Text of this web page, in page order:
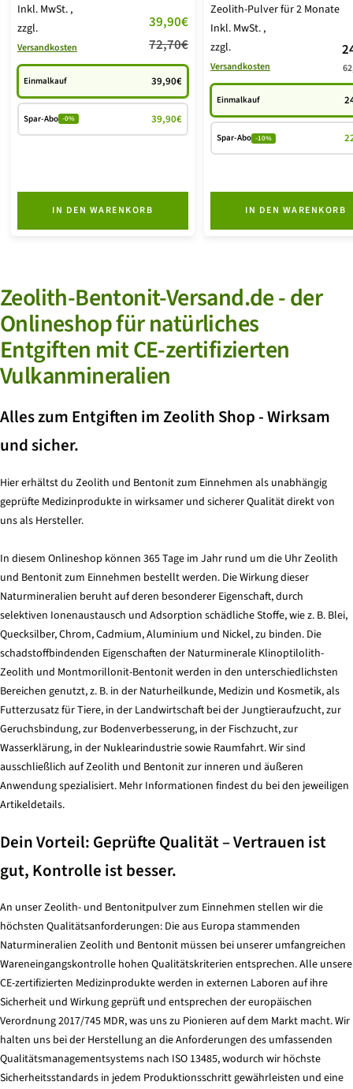
Inkl. MwSt. ,
zzgl.
Versandkosten
Angebotspreis
39,90€
Regulärer
Preis
72,70€
Einmalkauf 39,90€
Spar-Abo -0% 39,90€
IN DEN WARENKORB
Zeolith-Pulver für 2 Monate
Inkl. MwSt.,
zzgl.
Versandkosten
Einmalkauf
Spar-Abo -10%
IN DEN WARENKORB
Zeolith-Bentonit-Versand.de - der
Onlineshop für natürliches
Entgiften mit CE-zertifizierten
Vulkanmineralien
Alles zum Entgiften im Zeolith Shop - Wirksam
und sicher.
Hier erhältst du Zeolith und Bentonit zum Einnehmen als unabhängig
geprüfte Medizinprodukte in wirksamer und sicherer Qualität direkt von
uns als Hersteller.
In diesem Onlineshop können 365 Tage im Jahr rund um die Uhr Zeolith
und Bentonit zum Einnehmen bestellt werden. Die Wirkung dieser
Naturmineralien beruht auf deren besonderer Eigenschaft, durch
selektiven Ionenaustausch und Adsorption schädliche Stoffe, wie z. B. Blei,
Quecksilber, Chrom, Cadmium, Aluminium und Nickel, zu binden. Die
schadstoffbindenden Eigenschaften der Naturminerale Klinoptilolith-
Zeolith und Montmorillonit-Bentonit werden in den unterschiedlichsten
Bereichen genutzt, z. B. in der Naturheilkunde, Medizin und Kosmetik, als
Futterzusatz für Tiere, in der Landwirtschaft bei der Jungtieraufzucht, zur
Geruchsbindung, zur Bodenverbesserung, in der Fischzucht, zur
Wasserklärung, in der Nuklearindustrie sowie Raumfahrt. Wir sind
ausschließlich auf Zeolith und Bentonit zur inneren und äußeren
Anwendung spezialisiert. Mehr Informationen findest du bei den jeweiligen
Artikeldetails.
Dein Vorteil: Geprüfte Qualität – Vertrauen ist
gut, Kontrolle ist besser.
An unser Zeolith- und Bentonitpulver zum Einnehmen stellen wir die
höchsten Qualitätsanforderungen: Die aus Europa stammenden
Naturmineralien Zeolith und Bentonit müssen bei unserer umfangreichen
Wareneingangskontrolle hohen Qualitätskriterien entsprechen. Alle unsere
CE-zertifizierten Medizinprodukte werden in externen Laboren auf ihre
Sicherheit und Wirkung geprüft und entsprechen der europäischen
Verordnung 2017/745 MDR, was uns zu Pionieren auf dem Markt macht. Wir
halten uns bei der Herstellung an die Anforderungen des umfassenden
Qualitätsmanagementsystems nach ISO 13485, wodurch wir höchste
Sicherheitsstandards in jedem Produktionsschritt gewährleisten und eine